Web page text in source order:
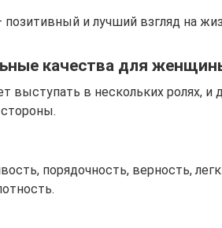
и лучший взгляд на
качества для
выступать в нескольких ролях, и
порядочность, верность,